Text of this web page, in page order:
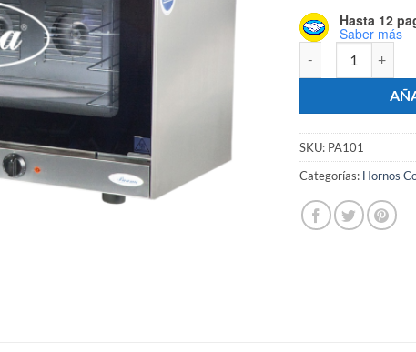
Hasta 12
Saber más
SKU: PA101
Categorías: Hornos